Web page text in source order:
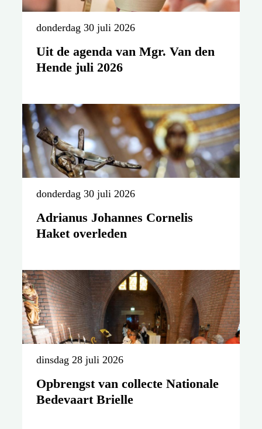
donderdag 30 juli 2026
Uit de agenda van Mgr. Van den
Hende juli 2026
donderdag 30 juli 2026
Adrianus Johannes Cornelis
Haket overleden
dinsdag 28 juli 2026
Opbrengst van collecte Nationale
Bedevaart Brielle